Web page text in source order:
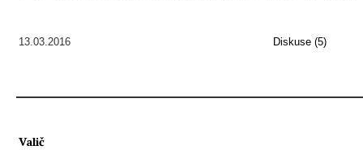
13.03.2016 Diskuse (5)
Valič